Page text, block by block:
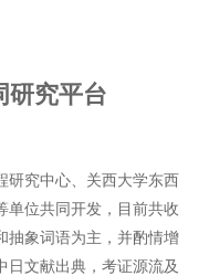
研究平台
究中心、关西大学东西
单位共同开发，目前共收
抽象词语为主，并酌情增
日文献出典，考证源流及